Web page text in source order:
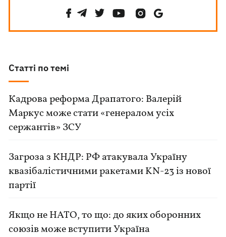
Статті по темі
Кадрова реформа Драпатого: Валерій
Маркус може стати «генералом усіх
сержантів» ЗСУ
Загроза з КНДР: РФ атакувала Україну
квазібалістичними ракетами KN-23 із нової
партії
Якщо не НАТО, то що: до яких оборонних
союзів може вступити Україна